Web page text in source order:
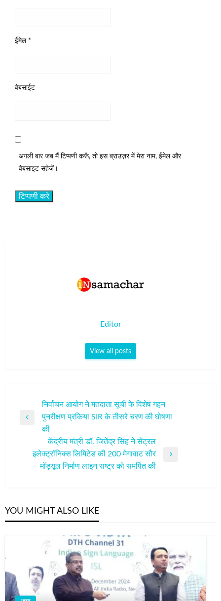
ईमेल *
वेबसाईट
अगली बार जब मैं टिप्पणी करूँ, तो इस ब्राउज़र में मेरा नाम, ईमेल और
वेबसाइट सहेजें।
Editor
View all posts
नेविगेशन
Previous
निर्वाचन आयोग ने मतदाता सूची के विशेष गहन
पुनरीक्षण प्रकिया SIR के तीसरे चरण की घोषणा
की
Next
केंद्रीय मंत्री डॉ. जितेंद्र सिंह ने सेंट्रल
इलेक्ट्रॉनिक्स लिमिटेड की 200 मेगावाट सौर
मॉड्यूल निर्माण लाइन राष्ट्र को समर्पित की
YOU MIGHT ALSO LIKE